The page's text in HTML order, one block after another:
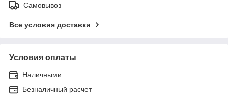
Самовывоз
Все условия доставки
Условия оплаты
Наличными
Безналичный расчет